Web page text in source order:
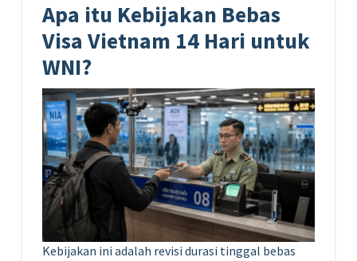
Apa itu Kebijakan Bebas
Visa Vietnam 14 Hari untuk
WNI?
Kebijakan ini adalah revisi durasi tinggal bebas